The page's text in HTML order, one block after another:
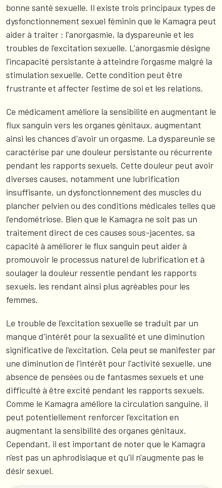
bonne santé sexuelle. Il existe trois principaux types de
dysfonctionnement sexuel féminin que le Kamagra peut
aider à traiter : l'anorgasmie, la dyspareunie et les
troubles de l'excitation sexuelle. L'anorgasmie désigne
l'incapacité persistante à atteindre l'orgasme malgré la
stimulation sexuelle. Cette condition peut être
frustrante et affecter l'estime de soi et les relations.
Ce médicament améliore la sensibilité en augmentant le
flux sanguin vers les organes génitaux, augmentant
ainsi les chances d'avoir un orgasme. La dyspareunie se
caractérise par une douleur persistante ou récurrente
pendant les rapports sexuels. Cette douleur peut avoir
diverses causes, notamment une lubrification
insuffisante, un dysfonctionnement des muscles du
plancher pelvien ou des conditions médicales telles que
l'endométriose. Bien que le Kamagra ne soit pas un
traitement direct de ces causes sous-jacentes, sa
capacité à améliorer le flux sanguin peut aider à
promouvoir le processus naturel de lubrification et à
soulager la douleur ressentie pendant les rapports
sexuels, les rendant ainsi plus agréables pour les
femmes.
Le trouble de l'excitation sexuelle se traduit par un
manque d'intérêt pour la sexualité et une diminution
significative de l'excitation. Cela peut se manifester par
une diminution de l'intérêt pour l'activité sexuelle, une
absence de pensées ou de fantasmes sexuels et une
difficulté à être excité pendant les rapports sexuels.
Comme le Kamagra améliore la circulation sanguine, il
peut potentiellement renforcer l'excitation en
augmentant la sensibilité des organes génitaux.
Cependant, il est important de noter que le Kamagra
n'est pas un aphrodisiaque et qu'il n'augmente pas le
désir sexuel.